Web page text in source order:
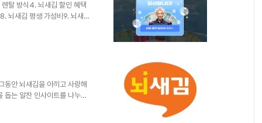
탈 방식4. 뇌새김 할인 혜택
뇌새김 평생 가성비9. 뇌새김
새김입니다. 뇌새김은 좌우
경로로 시작할 수 있습니다.
로 목표·..
동안 뇌새김을 아끼고 사랑해
돕는 알찬 인사이트를 나누고
러분의 일상에 꼭 필요한 지